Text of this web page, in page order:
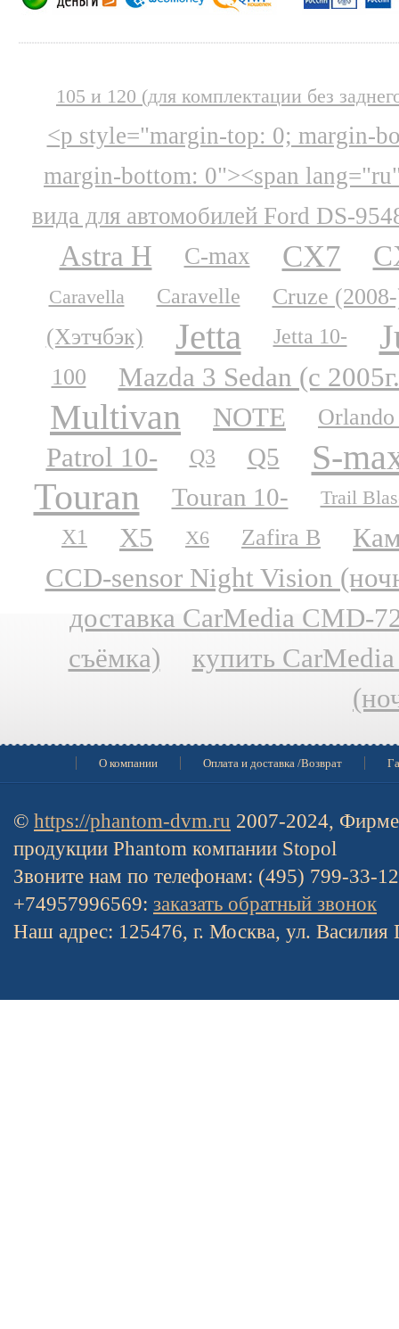
105 и 120 (для комплектации без
<p style="margin-top: 0; margin-
margin-bottom: 0"><span
вида для автомобилей Ford DS-
Astra H C-max CX7
Caravella Caravelle
Cruze
(Хэтчбэк)
Jetta Jetta 10-
100 Mazda 3 Sedan (с
Multivan NOTE
Patrol 10- Q3 Q5 S-
Touran Touran 10- Trail
X1 X5 X6 Zafira B
CCD-sensor Night Vision
доставка CarMedia CMD-
съёмка)
купить
О компании Оплата и доставка /Возврат
© https://phantom-dvm.ru 2007-2024,
продукции Phantom компании Stopol
Звоните нам по телефонам: (495) 799-33-
+74957996569: заказать обратный звонок
Наш адрес: 125476, г. Москва, ул. Василия